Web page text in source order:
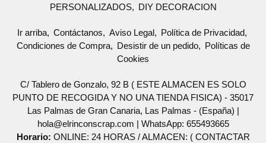
PERSONALIZADOS
DIY DECORACION
Ir arriba Contáctanos Aviso Legal
Política de Privacidad
Condiciones de Compra
Desistir de un pedido
Políticas de
Cookies
C/ Tablero de Gonzalo, 92 B ( ESTE ALMACEN ES SOLO
PUNTO DE RECOGIDA Y NO UNA TIENDA FISICA) - 35017
Las Palmas de Gran Canaria, Las Palmas - (España) |
hola@elrinconscrap.com | WhatsApp: 655493665
Horario: ONLINE: 24 HORAS / ALMACEN: ( CONTACTAR